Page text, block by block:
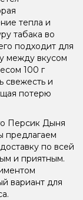
тепла и
табака во
подходит для
между вкусом
100 г
свежесть и
потерю
Персик Дыня
предлагаем
по всей
и приятным.
вариант для